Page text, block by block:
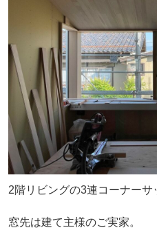
2階リビングの3連コーナーサ
窓先は建て主様のご実家。